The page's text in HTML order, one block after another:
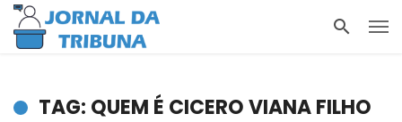
TAG: QUEM É CICERO VIANA FILHO